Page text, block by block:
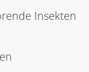
Insekten